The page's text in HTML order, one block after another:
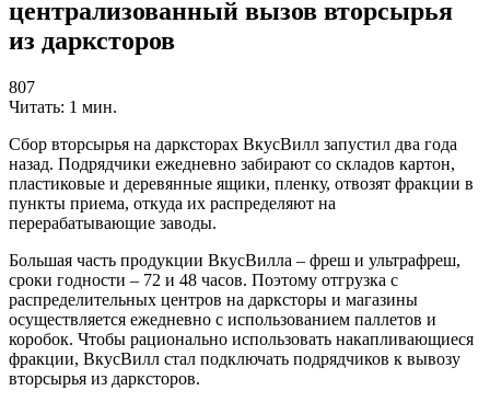
централизованный вызов вторсырья
из дарксторов
807
Читать: 1 мин.
Сбор вторсырья на дарксторах ВкусВилл запустил два года
назад. Подрядчики ежедневно забирают со складов картон,
пластиковые и деревянные ящики, пленку, отвозят фракции в
пункты приема, откуда их распределяют на
перерабатывающие заводы.
Большая часть продукции ВкусВилла – фреш и ультрафреш,
сроки годности – 72 и 48 часов. Поэтому отгрузка с
распределительных центров на дарксторы и магазины
осуществляется ежедневно с использованием паллетов и
коробок. Чтобы рационально использовать накапливающиеся
фракции, ВкусВилл стал подключать подрядчиков к вывозу
вторсырья из дарксторов.